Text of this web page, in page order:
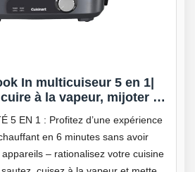
In multicuiseur 5 en 1|
à la vapeur, mijoter et
Plaques et casseroles
et interchangeables |
facile | Gris minuit
5 EN 1 : Profitez d’une expérience
en 6 minutes sans avoir
– rationalisez votre cuisine